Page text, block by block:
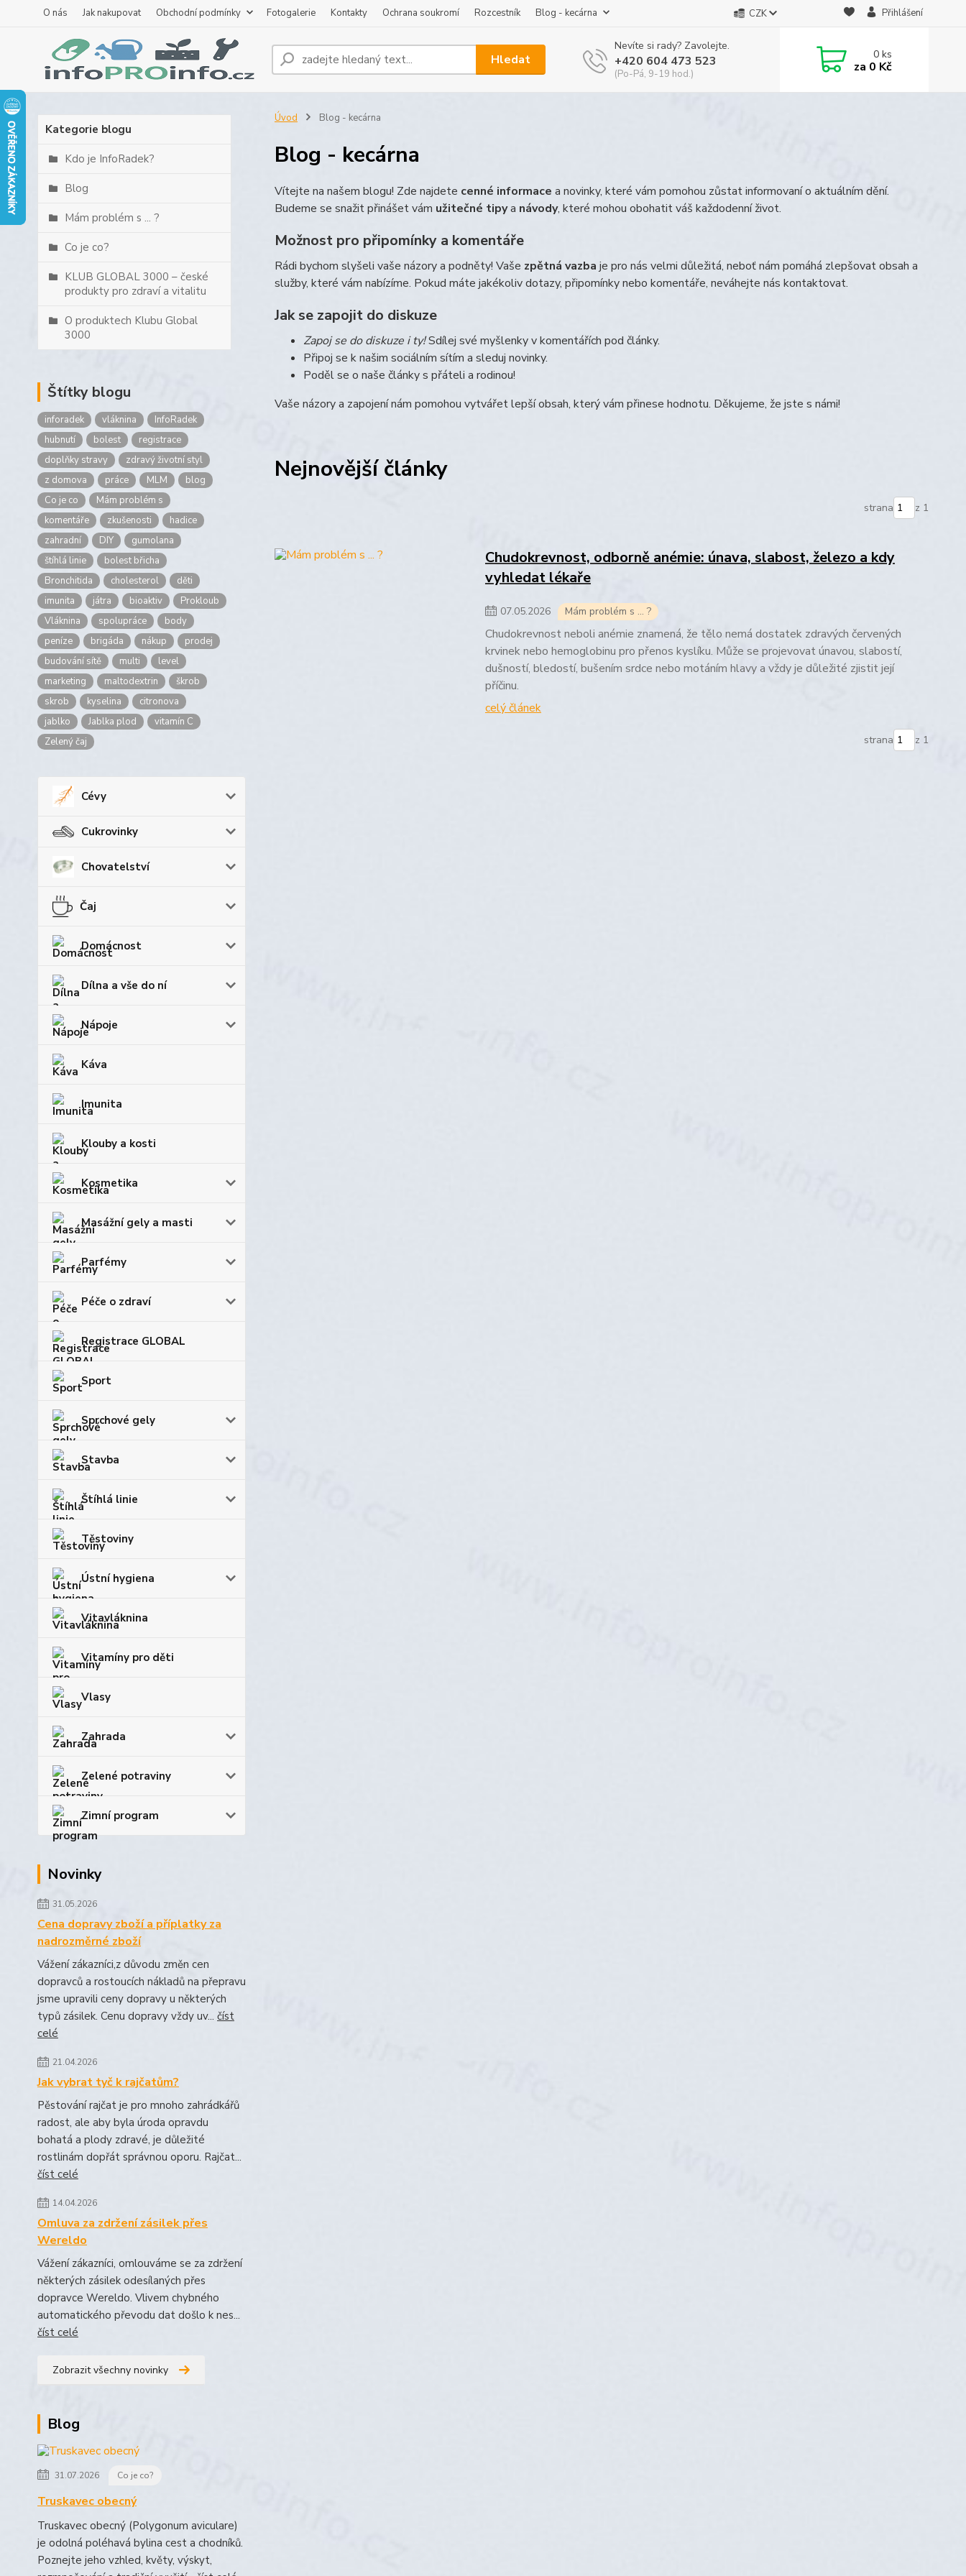
O nás Jak nakupovat Obchodní podmínky Fotogalerie Kontakty Ochrana soukromí Rozcestník Blog - kecárna CZK Přihlášení
Hledat
Nevíte si rady? Zavolejte.
+420 604 473 523
(Po-Pá, 9-19 hod.)
0ks
za 0 Kč
Kategorie blogu
Kdo je InfoRadek?
Blog
Mám problém s ... ?
Co je co?
KLUB GLOBAL 3000 – české
produkty pro zdraví a vitalitu
O produktech Klubu Global
3000
Štítky blogu
inforadek vláknina
InfoRadek
hubnutí
bolest
registrace
doplňky stravy
zdravý životní styl
z domova
práce MLM
blog
Co je co
Mám problém s
komentáře
zkušenosti
hadice
zahradní
DIY
gumolana
štíhlá linie
bolest břicha
Bronchitida
cholesterol
děti
imunita
játra bioaktiv
Prokloub
Vláknina
spolupráce
body
peníze
brigáda nákup
prodej
budování sítě
multi
level
marketing
maltodextrin
škrob
skrob
kyselina
citronova
jablko
Jablka plod
vitamín C
Zelený čaj
Cévy
Cukrovinky
Chovatelství
Čaj
Domácnost
Dílna a vše do ní
Nápoje
Káva
Imunita
Klouby a kosti
Kosmetika
Masážní gely a masti
Parfémy
Péče o zdraví
Registrace GLOBAL
Sport
Sprchové gely
Stavba
Štíhlá linie
Těstoviny
Ústní hygiena
Vitavláknina
Vitamíny pro děti
Vlasy
Zahrada
Zelené potraviny
Zimní program
Novinky
31.05.2026
Cena dopravy zboží a příplatky za
nadrozměrné zboží
Vážení zákazníci,z důvodu změn cen
dopravců a rostoucích nákladů na přepravu
jsme upravili ceny dopravy u některých
typů zásilek. Cenu dopravy vždy uv... číst
celé
21.04.2026
Jak vybrat tyč k rajčatům?
Pěstování rajčat je pro mnoho zahrádkářů
radost, ale aby byla úroda opravdu
bohatá a plody zdravé, je důležité
rostlinám dopřát správnou oporu. Rajčat...
číst celé
14.04.2026
Omluva za zdržení zásilek přes
Wereldo
Vážení zákazníci, omlouváme se za zdržení
některých zásilek odesílaných přes
dopravce Wereldo. Vlivem chybného
automatického převodu dat došlo k nes...
číst celé
Zobrazit všechny novinky
Blog
31.07.2026 Co je co?
Truskavec obecný
Truskavec obecný (Polygonum aviculare)
je odolná poléhavá bylina cest a chodníků.
Poznejte jeho vzhled, květy, výskyt,
Úvod Blog - kecárna
Blog - kecárna
Vítejte na našem blogu! Zde najdete cenné informace a novinky, které vám pomohou zůstat informovaní o aktuálním dění.
Budeme se snažit přinášet vám užitečné tipya návody, které mohou obohatit váš každodenní život.
Možnost pro připomínky a komentáře
Rádi bychom slyšeli vaše názory a podněty! Vaše zpětná vazba je pro nás velmi důležitá, neboť nám pomáhá zlepšovat obsah a
služby, které vám nabízíme. Pokud máte jakékoliv dotazy, připomínky nebo komentáře, neváhejte nás kontaktovat.
Jak se zapojit do diskuze
Zapoj se do diskuze i ty!Sdílej své myšlenky v komentářích pod články.
Připoj se k našim sociálním sítím a sleduj novinky.
Poděl se o naše články s přáteli a rodinou!
Vaše názory a zapojení nám pomohou vytvářet lepší obsah, který vám přinese hodnotu. Děkujeme, že jste s námi!
Nejnovější články
strana z 1
Chudokrevnost, odborně anémie: únava, slabost, železo a kdy
vyhledat lékaře
07.05.2026 Mám problém s ... ?
Chudokrevnost neboli anémie znamená, že tělo nemá dostatek zdravých červených
krvinek nebo hemoglobinu pro přenos kyslíku. Může se projevovat únavou, slabostí,
dušností, bledostí, bušením srdce nebo motáním hlavy a vždy je důležité zjistit její
příčinu.
celý článek
strana z 1